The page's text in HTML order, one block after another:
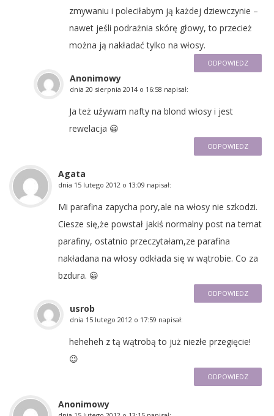
zmywaniu i poleciłabym ją każdej dziewczynie –
nawet jeśli podrażnia skórę głowy, to przecież
można ją nakładać tylko na włosy.
ODPOWIEDZ
Anonimowy
dnia 20 sierpnia 2014 o 16:58 napisał:
Ja też uźywam nafty na blond włosy i jest
rewelacja 😀
ODPOWIEDZ
Agata
dnia 15 lutego 2012 o 13:09 napisał:
Mi parafina zapycha pory,ale na włosy nie szkodzi.
Ciesze się,że powstał jakiś normalny post na temat
parafiny, ostatnio przeczytałam,ze parafina
nakładana na włosy odkłada się w wątrobie. Co za
bzdura. 😀
ODPOWIEDZ
usrob
dnia 15 lutego 2012 o 17:59 napisał:
heheheh z tą wątrobą to już niezłe przegięcie!
😉
ODPOWIEDZ
Anonimowy